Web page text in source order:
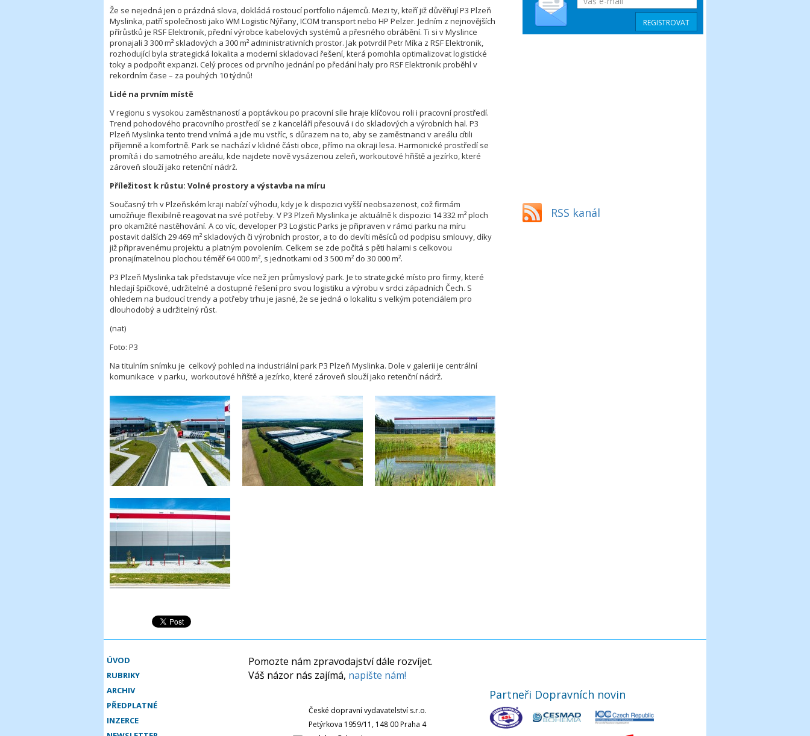
Že se nejedná jen o prázdná slova, dokládá rostoucí portfolio nájemců. Mezi ty, kteří již důvěřují P3 Plzeň
Myslinka, patří společnosti jako WM Logistic Nýřany, ICOM transport nebo HP Pelzer. Jedním z nejnovějších
přírůstků je RSF Elektronik, přední výrobce kabelových systémů a přesného obrábění. Ti si v Myslince
pronajali 3 300 m² skladových a 300 m² administrativních prostor. Jak potvrdil Petr Míka z RSF Elektronik,
rozhodující byla strategická lokalita a moderní skladovací řešení, která pomohla optimalizovat logistické
toky a podpořit expanzi. Celý proces od prvního jednání po předání haly pro RSF Elektronik proběhl v
rekordním čase – za pouhých 10 týdnů!
Lidé na prvním místě
V regionu s vysokou zaměstnaností a poptávkou po pracovní síle hraje klíčovou roli i pracovní prostředí.
Trend pohodového pracovního prostředí se z kanceláří přesouvá i do skladových a výrobních hal. P3
Plzeň Myslinka tento trend vnímá a jde mu vstříc, s důrazem na to, aby se zaměstnanci v areálu cítili
příjemně a komfortně. Park se nachází v klidné části obce, přímo na okraji lesa. Harmonické prostředí se
promítá i do samotného areálu, kde najdete nově vysázenou zeleň, workoutové hřiště a jezírko, které
zároveň slouží jako retenční nádrž.
Příležitost k růstu: Volné prostory a výstavba na míru
Současný trh v Plzeňském kraji nabízí výhodu, kdy je k dispozici vyšší neobsazenost, což firmám
umožňuje flexibilně reagovat na své potřeby. V P3 Plzeň Myslinka je aktuálně k dispozici 14 332 m² ploch
pro okamžité nastěhování. A co víc, developer P3 Logistic Parks je připraven v rámci parku na míru
postavit dalších 29 469 m² skladových či výrobních prostor, a to do devíti měsíců od podpisu smlouvy, díky
již připravenému projektu a platným povolením. Celkem se zde počítá s pěti halami s celkovou
pronajímatelnou plochou téměř 64 000 m², s jednotkami od 3 500 m² do 30 000 m².
P3 Plzeň Myslinka tak představuje více než jen průmyslový park. Je to strategické místo pro firmy, které
hledají špičkové, udržitelné a dostupné řešení pro svou logistiku a výrobu v srdci západních Čech. S
ohledem na budoucí trendy a potřeby trhu je jasné, že se jedná o lokalitu s velkým potenciálem pro
dlouhodobý a udržitelný růst.
(nat)
Foto: P3
Na titulním snímku je celkový pohled na industriální park P3 Plzeň Myslinka. Dole v galerii je centrální
komunikace v parku, workoutové hřiště a jezírko, které zároveň slouží jako retenční nádrž.
RSS kanál
ÚVOD
RUBRIKY
ARCHIV
PŘEDPLATNÉ
INZERCE
Pomozte nám zpravodajství dále rozvíjet.
Váš názor nás zajímá, napište nám!
České dopravní vydavatelství s.r.o.
Petýrkova 1959/11, 148 00 Praha 4
Partneři Dopravních novin